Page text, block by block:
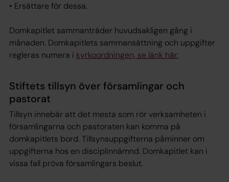
• Ersättare för dessa.
Domkapitlet sammanträder huvudsakligen gång i
månaden. Domkapitlets sammansättning och uppgifter
regleras numera i kyrkoordningen, se länk här.
Stiftets tillsyn över församlingar och
pastorat
Tillsyn innebär att det mesta som rör verksamheten i
församlingarna och pastoraten kan komma på
domkapitlets bord. Tillsynsuppgifterna påminner om
uppgifterna hos en disciplinnämnd. Domkapitlet kan i
vissa fall pröva församlingars beslut.